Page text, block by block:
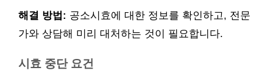
해결 방법: 공소시효에 대한 정보를 확인하고, 전문
가와 상담해 미리 대처하는 것이 필요합니다.
시효 중단 요건